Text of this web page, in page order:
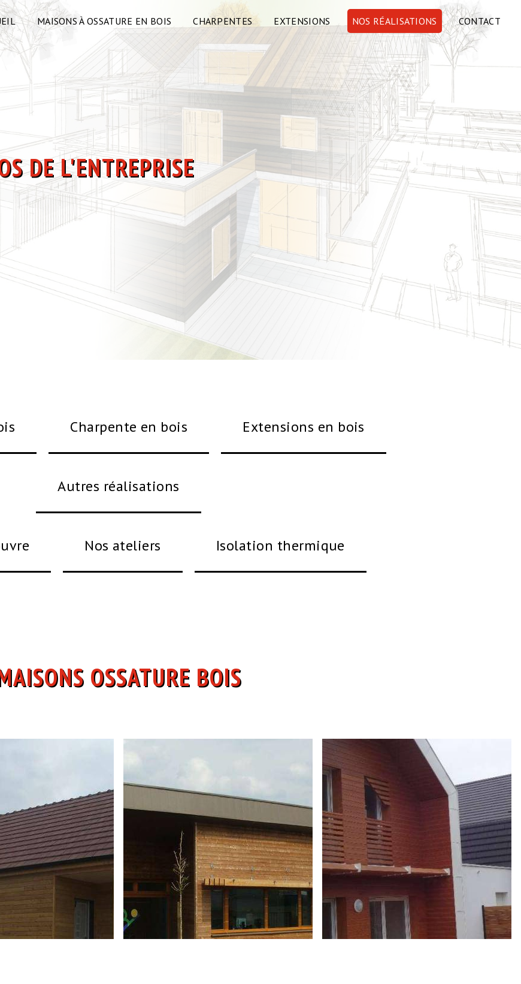
MAISONS À OSSATURE EN BOIS CHARPENTES EXTENSIONS NOS RÉALISATIONS CONTACT
DE L'ENTREPRISE
Charpente en bois Extensions en bois
Autres réalisations
Nos ateliers Isolation thermique
OSSATURE BOIS